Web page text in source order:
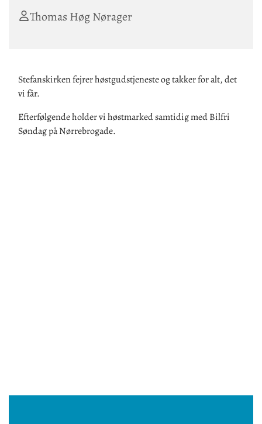
Thomas Høg Nørager
Stefanskirken fejrer høstgudstjeneste og takker for alt, det
vi får.
Efterfølgende holder vi høstmarked samtidig med Bilfri
Søndag på Nørrebrogade.